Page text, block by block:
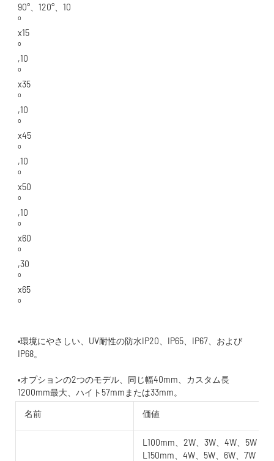
•環境にやさしい、UV耐性の防水IP20、IP65、IP67、および
•オプションの2つのモデル、同じ幅40mm、カスタム長
名前 価値
L100mm、2W、3W、4W、5W
L150mm、4W、5W、6W、7W